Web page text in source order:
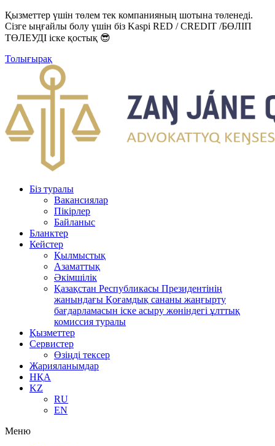
Қызметтер үшін төлем тек компанияның шотына төленеді.
Сізге ыңғайлы болу үшін біз Kaspi RED / CREDIT /БӨЛІП
ТӨЛЕУДІ іске қостық 😎
Толығырақ
Біз туралы
Вакансиялар
Пікірлер
Байланыс
Бланктер
Кейстер
Қылмыстық
Азаматтық
Әкімшілік
Қазақстан Республикасы Президентінің
жанындағы Қоғамдық сананы жаңғырту
бағдарламасын іске асыру жөніндегі ұлттық
комиссия туралы
Қызметтер
Сервистер
Өзіңді тексер
Жарияланымдар
НҚА
KZ
RU
EN
Меню